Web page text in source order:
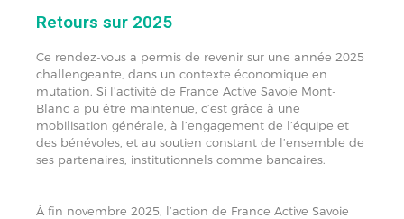
Retours sur 2025
Ce rendez-vous a permis de revenir sur une année 2025
challengeante, dans un contexte économique en
mutation. Si l’activité de France Active Savoie Mont-
Blanc a pu être maintenue, c’est grâce à une
mobilisation générale, à l’engagement de l’équipe et
des bénévoles, et au soutien constant de l’ensemble de
ses partenaires, institutionnels comme bancaires.
À fin novembre 2025, l’action de France Active Savoie